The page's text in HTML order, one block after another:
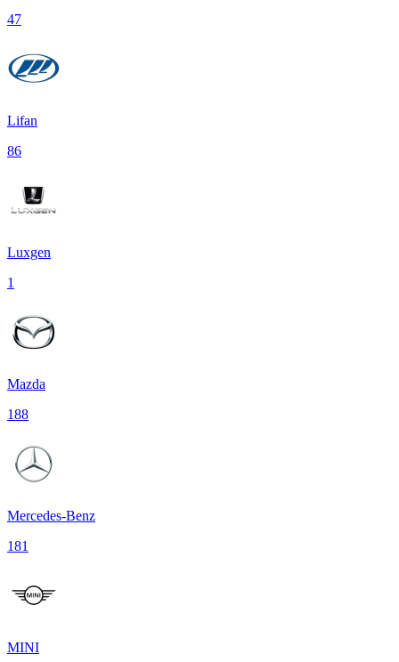
47
Lifan
86
Luxgen
1
Mazda
188
Mercedes-Benz
181
MINI